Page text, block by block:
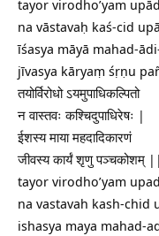
tayor virodho’yam
na vāstavaḥ kaś-cid
īśasya māyā mahad-
jīvasya kāryaṃ śṛṇu
तयोर्विरोधो ऽयमुपाधिकल्पितो
न वास्तवः कश्चिदुपाधिरेषः |
ईशस्य माया महदादिकारणं
जीवस्य कार्यं शृणु
tayor virodho’yam
na vastavah kash-chid
ishasya maya mahad-